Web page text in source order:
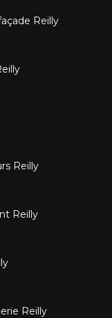
Reilly
Reilly
Reilly
Reilly